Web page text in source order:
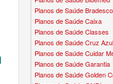
DE SAÚDE INFANTIL
SAÚDE INFANTIL
QSAÚDE PLANO
SANTA HELENA
CONVÊNIO EM CAJAMAR
CONVÊNIO EM CARAPICUÍBA
PLANO ODONTO DENTALPAR
PLANO ODONTO GREEN
Planos de Saúde Bradesco
Planos de Saúde Caixa
Planos de Saúde Classes
Planos de Saúde Cruz Azul
Planos de Saúde Cuidar
Planos de Saúde Garantia
Planos de Saúde Golden